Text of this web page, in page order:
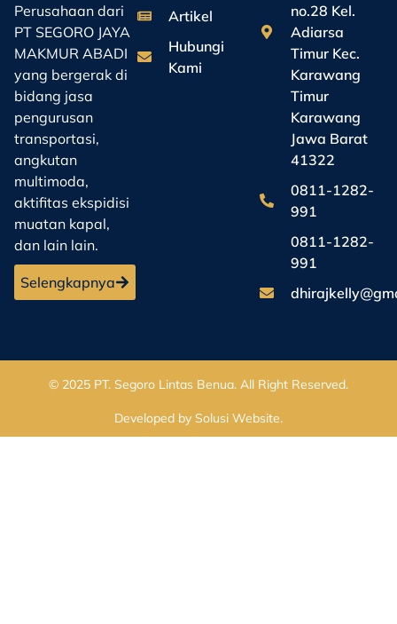
Perusahaan dari
PT SEGORO JAYA
MAKMUR ABADI
yang bergerak di
bidang jasa
pengurusan
transportasi,
angkutan
multimoda,
aktifitas ekspidisi
muatan kapal,
dan lain lain.
Selengkapnya
Artikel
Hubungi
Kami
no.28 Kel.
Adiarsa
Timur Kec.
Karawang
Timur
Karawang
Jawa Barat
41322
0811-1282-
991
0811-1282-
991
© 2025 PT. Segoro Lintas Benua. All Right Reserved.
Developed by Solusi Website.